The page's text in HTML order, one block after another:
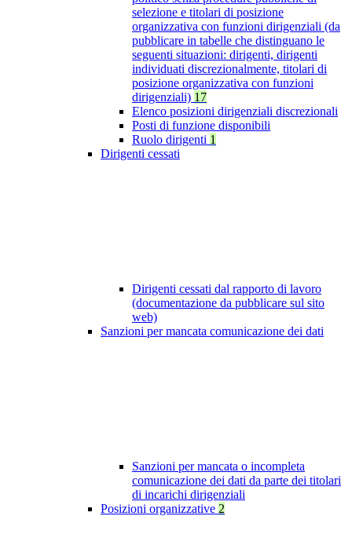
selezione e titolari di posizione
organizzativa con funzioni dirigenziali (da
pubblicare in tabelle che distinguano le
seguenti situazioni: dirigenti, dirigenti
individuati discrezionalmente, titolari di
posizione organizzativa con funzioni
dirigenziali) 17
Elenco posizioni dirigenziali discrezionali
Posti di funzione disponibili
Ruolo dirigenti 1
Dirigenti cessati
Dirigenti cessati dal rapporto di lavoro
(documentazione da pubblicare sul sito
web)
Sanzioni per mancata comunicazione dei dati
Sanzioni per mancata o incompleta
comunicazione dei dati da parte dei titolari
di incarichi dirigenziali
Posizioni organizzative 2